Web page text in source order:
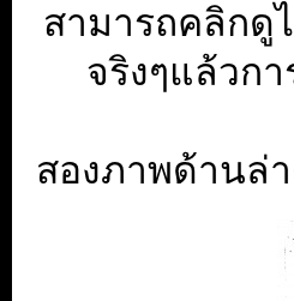
สามารถคลิกดู
จริงๆแล้วก
สองภาพด้านล่